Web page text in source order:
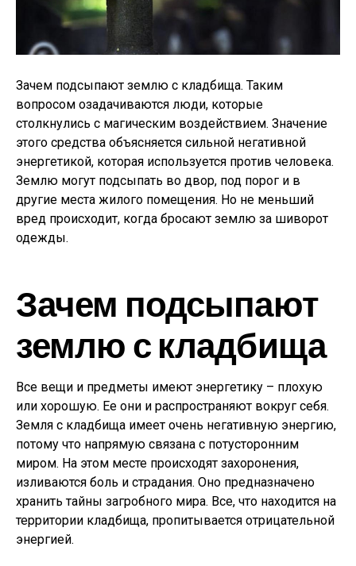
Зачем подсыпают землю с кладбища. Таким
вопросом озадачиваются люди, которые
столкнулись с магическим воздействием. Значение
этого средства объясняется сильной негативной
энергетикой, которая используется против человека.
Землю могут подсыпать во двор, под порог и в
другие места жилого помещения. Но не меньший
вред происходит, когда бросают землю за шиворот
одежды.
Зачем подсыпают
землю с кладбища
Все вещи и предметы имеют энергетику – плохую
или хорошую. Ее они и распространяют вокруг себя.
Земля с кладбища имеет очень негативную энергию,
потому что напрямую связана с потусторонним
миром. На этом месте происходят захоронения,
изливаются боль и страдания. Оно предназначено
хранить тайны загробного мира. Все, что находится на
территории кладбища, пропитывается отрицательной
энергией.